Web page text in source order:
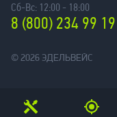
Сб-Вс: 12:00 - 18:00
8 (800) 234 99 19
© 2026 ЭДЕЛЬВЕЙС